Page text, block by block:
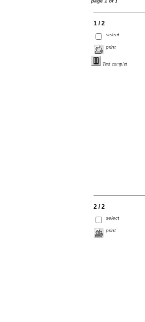
1 / 2
select
print
Text complet
2 / 2
select
print